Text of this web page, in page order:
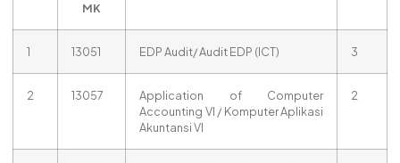
MK
1 13051 EDP Audit/ Audit EDP (ICT) 3
2 13057
Application of Computer
Accounting VI / Komputer Aplikasi
Akuntansi VI
2